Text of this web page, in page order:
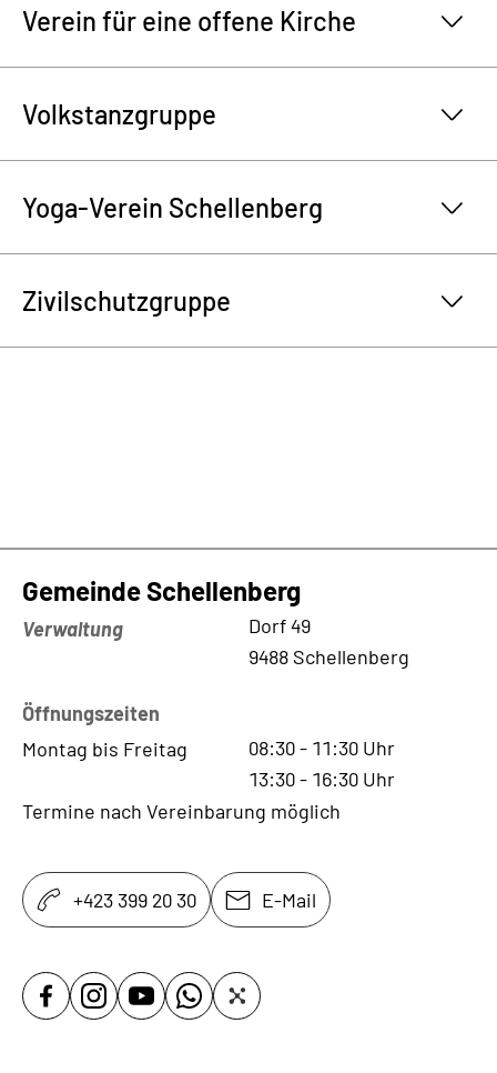
Verein für eine offene Kirche
Volkstanzgruppe
Yoga-Verein Schellenberg
Zivilschutzgruppe
Gemeinde Schellenberg
Verwaltung
Dorf 49
9488 Schellenberg
Öffnungszeiten
Montag bis Freitag
08:30- 11:30 Uhr
13:30- 16:30 Uhr
Termine nach Vereinbarung möglich
+423 399 20 30 E-Mail